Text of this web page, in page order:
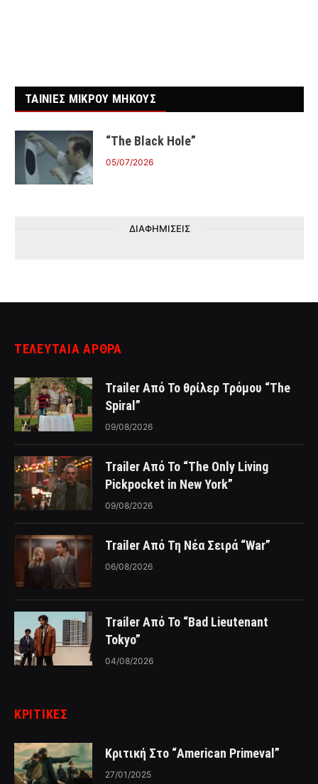
ΤΑΙΝΙΕΣ ΜΙΚΡΟΥ ΜΗΚΟΥΣ
“The Black Hole”
05/07/2026
ΔΙΑΦΗΜΙΣΕΙΣ
ΤΕΛΕΥΤΑΙΑ ΑΡΘΡΑ
Trailer Από Το θρίλερ Τρόμου “The
Spiral”
09/08/2026
Trailer Από Το “The Only Living
Pickpocket in New York”
09/08/2026
Trailer Από Τη Νέα Σειρά “War”
06/08/2026
Trailer Από Το “Bad Lieutenant
Tokyo”
04/08/2026
ΚΡΙΤΙΚΈΣ
Κριτική Στο “American Primeval”
27/01/2025